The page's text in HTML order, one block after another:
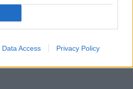
Data Access Privacy Policy
Ella: Na, indíts, s